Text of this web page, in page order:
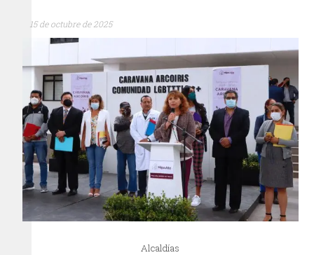
15 de octubre de 2025
Alcaldías